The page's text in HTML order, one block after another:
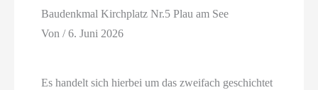
Baudenkmal Kirchplatz Nr.5 Plau am See
Von/6. Juni 2026
Es handelt sich hierbei um das zweifach geschichtet